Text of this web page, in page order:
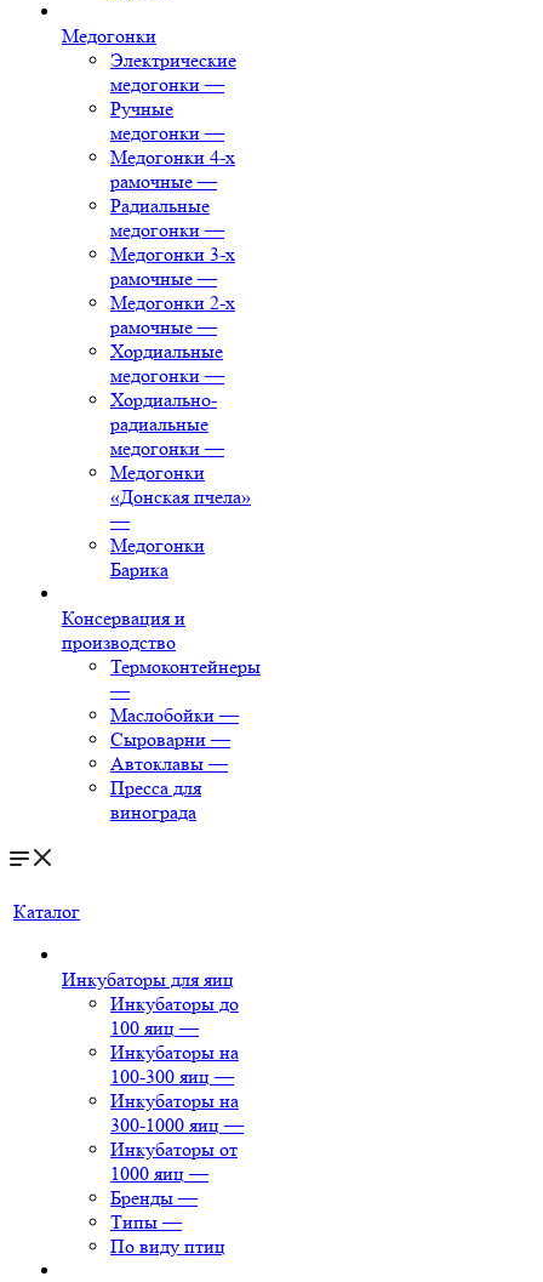
Медогонки
Электрические
медогонки —
Ручные
медогонки —
Медогонки 4-х
рамочные —
Радиальные
медогонки —
Медогонки 3-х
рамочные —
Медогонки 2-х
рамочные —
Хордиальные
медогонки —
Хордиально-
радиальные
медогонки —
Медогонки
«Донская пчела»
—
Медогонки
Барика
Консервация и
производство
Термоконтейнеры
—
Маслобойки —
Сыроварни —
Автоклавы —
Пресса для
винограда
Каталог
Инкубаторы для яиц
Инкубаторы до
100 яиц —
Инкубаторы на
100-300 яиц —
Инкубаторы на
300-1000 яиц —
Инкубаторы от
1000 яиц —
Бренды —
Типы —
По виду птиц